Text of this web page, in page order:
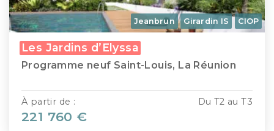
Jeanbrun Girardin IS CIOP
Les Jardins d’Elyssa
Programme neuf Saint-Louis, La Réunion
Du T2 au T3
À partir de :
221 760 €